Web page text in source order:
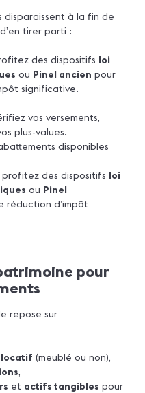
à la fin de
tirer parti :
des dispositifs loi
ou Pinel ancien pour
significative.
vos versements,
plus-values.
disponibles
profitez des dispositifs loi
ou Pinel
réduction d’impôt
pour
repose sur
locatif (meublé ou non),
,
et actifs tangibles pour